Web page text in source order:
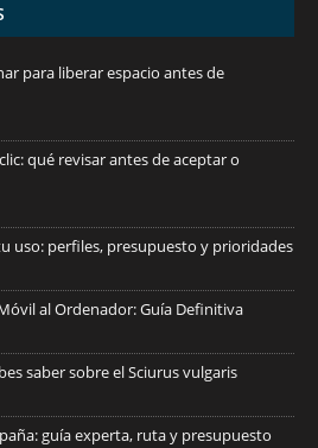
para liberar espacio antes de
qué revisar antes de aceptar o
uso: perfiles, presupuesto y prioridades
al Ordenador: Guía Definitiva
saber sobre el Sciurus vulgaris
guía experta, ruta y presupuesto